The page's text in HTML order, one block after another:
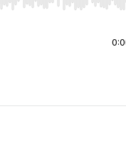
End to jump to start